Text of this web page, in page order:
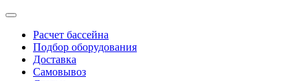
Расчет бассейна
Подбор оборудования
Доставка
Самовывоз